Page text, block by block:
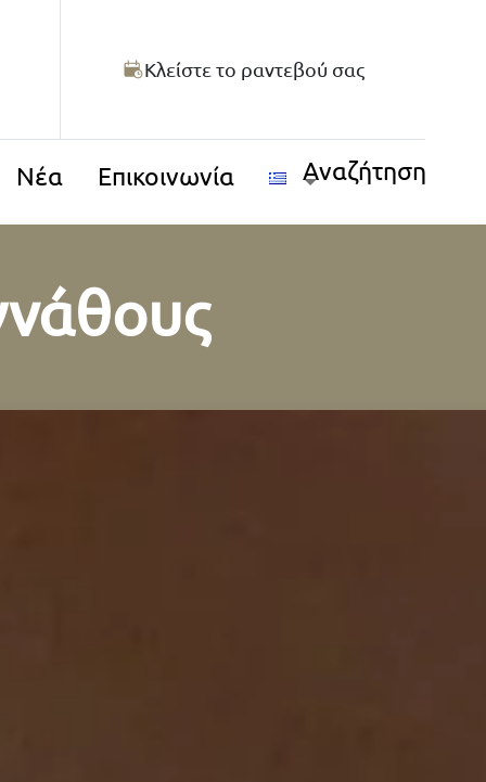
Κλείστε το ραντεβού σας
Νέα Επικοινωνία Αναζήτηση